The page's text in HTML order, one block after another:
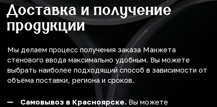
Доставка и получение
продукции
Мы делаем процесс получения заказа Манжета
стенового ввода максимально удобным. Вы можете
выбрать наиболее подходящий способ в зависимости от
объёма поставки, региона и сроков.
Самовывоз в Красноярске. Вы можете